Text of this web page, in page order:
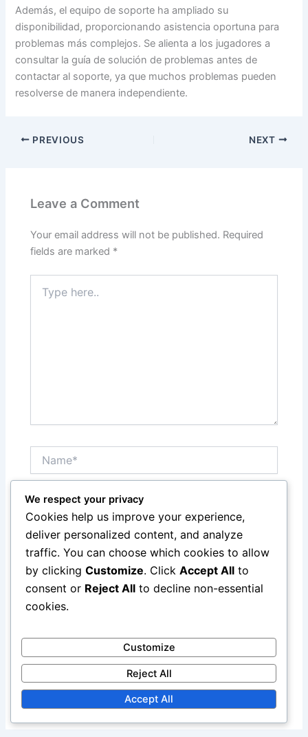
Además, el equipo de soporte ha ampliado su
disponibilidad, proporcionando asistencia oportuna para
problemas más complejos. Se alienta a los jugadores a
consultar la guía de solución de problemas antes de
contactar al soporte, ya que muchos problemas pueden
resolverse de manera independiente.
PREVIOUS NEXT
Leave a Comment
Your email address will not be published. Required
fields are marked *
here..
Email*
Website
We respect your privacy
Cookies help us improve your experience,
deliver personalized content, and analyze
traffic. You can choose which cookies to allow
by clicking Customize. Click Accept All to
consent or Reject All to decline non-essential
cookies.
Customize
Reject All
Accept All